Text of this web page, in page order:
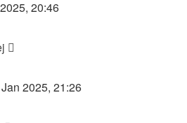
20:46
2025, 21:26